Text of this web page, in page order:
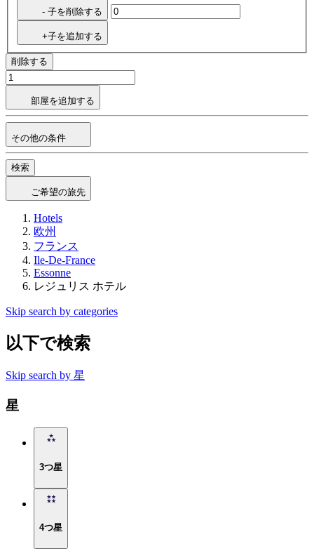
- 子を削除する
+子を追加する
削除する
部屋を追加する
その他の条件
検索
ご希望の旅先
Hotels
欧州
フランス
Ile-De-France
Essonne
レジュリス ホテル
Skip search by categories
以下で検索
Skip search by 星
星
3つ星
4つ星